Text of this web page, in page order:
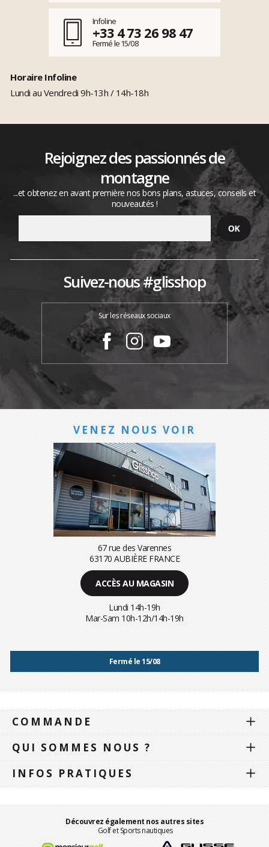
Infoline
+33 4 73 26 98 47
Fermé le 15/08
Horaire Infoline
Lundi au Vendredi 9h-13h / 14h-18h
Rejoignez des passionnés de
montagne
...et obtenez en avant première nos bons plans, astuces, conseils et
nouveautés !
Suivez-nous #glisshop
Sur les réseaux sociaux
VENEZ NOUS VOIR
67 rue des Varennes
63170 AUBIÈRE FRANCE
ACCÈS AU MAGASIN
Lundi 14h-19h
Mar-Sam 10h-12h/14h-19h
Fermé le 15/08
COMMANDE
QUI SOMMES NOUS ?
INFOS PRATIQUES
Découvrez également nos autres sites
Golf et Sports nautiques